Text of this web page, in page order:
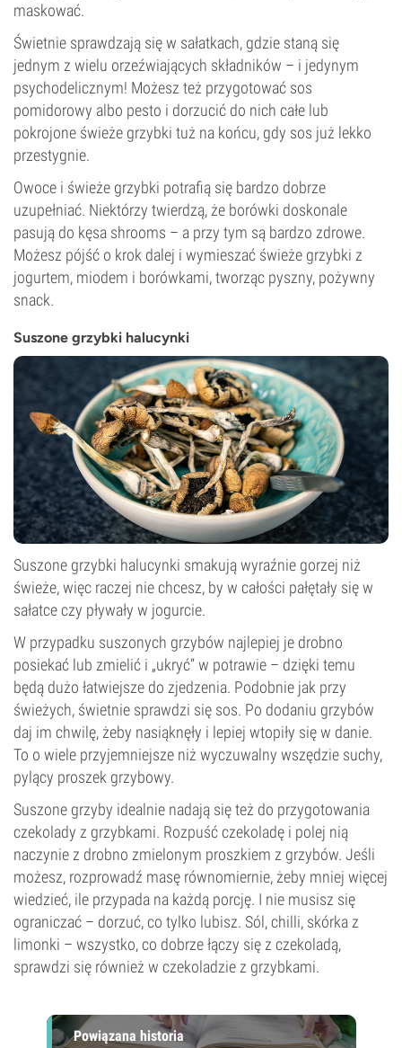
maskować.
Świetnie sprawdzają się w sałatkach, gdzie staną się
jednym z wielu orzeźwiających składników – i jedynym
psychodelicznym! Możesz też przygotować sos
pomidorowy albo pesto i dorzucić do nich całe lub
pokrojone świeże grzybki tuż na końcu, gdy sos już lekko
przestygnie.
Owoce i świeże grzybki potrafią się bardzo dobrze
uzupełniać. Niektórzy twierdzą, że borówki doskonale
pasują do kęsa shrooms – a przy tym są bardzo zdrowe.
Możesz pójść o krok dalej i wymieszać świeże grzybki z
jogurtem, miodem i borówkami, tworząc pyszny, pożywny
snack.
Suszone grzybki halucynki
Suszone grzybki halucynki smakują wyraźnie gorzej niż
świeże, więc raczej nie chcesz, by w całości pałętały się w
sałatce czy pływały w jogurcie.
W przypadku suszonych grzybów najlepiej je drobno
posiekać lub zmielić i „ukryć” w potrawie – dzięki temu
będą dużo łatwiejsze do zjedzenia. Podobnie jak przy
świeżych, świetnie sprawdzi się sos. Po dodaniu grzybów
daj im chwilę, żeby nasiąknęły i lepiej wtopiły się w danie.
To o wiele przyjemniejsze niż wyczuwalny wszędzie suchy,
pylący proszek grzybowy.
Suszone grzyby idealnie nadają się też do przygotowania
czekolady z grzybkami. Rozpuść czekoladę i polej nią
naczynie z drobno zmielonym proszkiem z grzybów. Jeśli
możesz, rozprowadź masę równomiernie, żeby mniej więcej
wiedzieć, ile przypada na każdą porcję. I nie musisz się
ograniczać – dorzuć, co tylko lubisz. Sól, chilli, skórka z
limonki – wszystko, co dobrze łączy się z czekoladą,
sprawdzi się również w czekoladzie z grzybkami.
Powiązana historia